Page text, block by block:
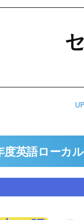
度英語ローカ